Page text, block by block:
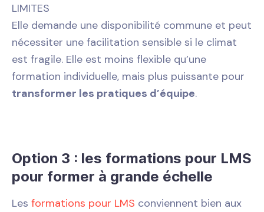
LIMITES
Elle demande une disponibilité commune et peut
nécessiter une facilitation sensible si le climat
est fragile. Elle est moins flexible qu’une
formation individuelle, mais plus puissante pour
transformer les pratiques d’équipe.
Option 3 : les formations pour LMS
pour former à grande échelle
Les formations pour LMS conviennent bien aux